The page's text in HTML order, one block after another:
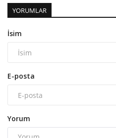
YORUMLAR
İsim
E-posta
Yorum